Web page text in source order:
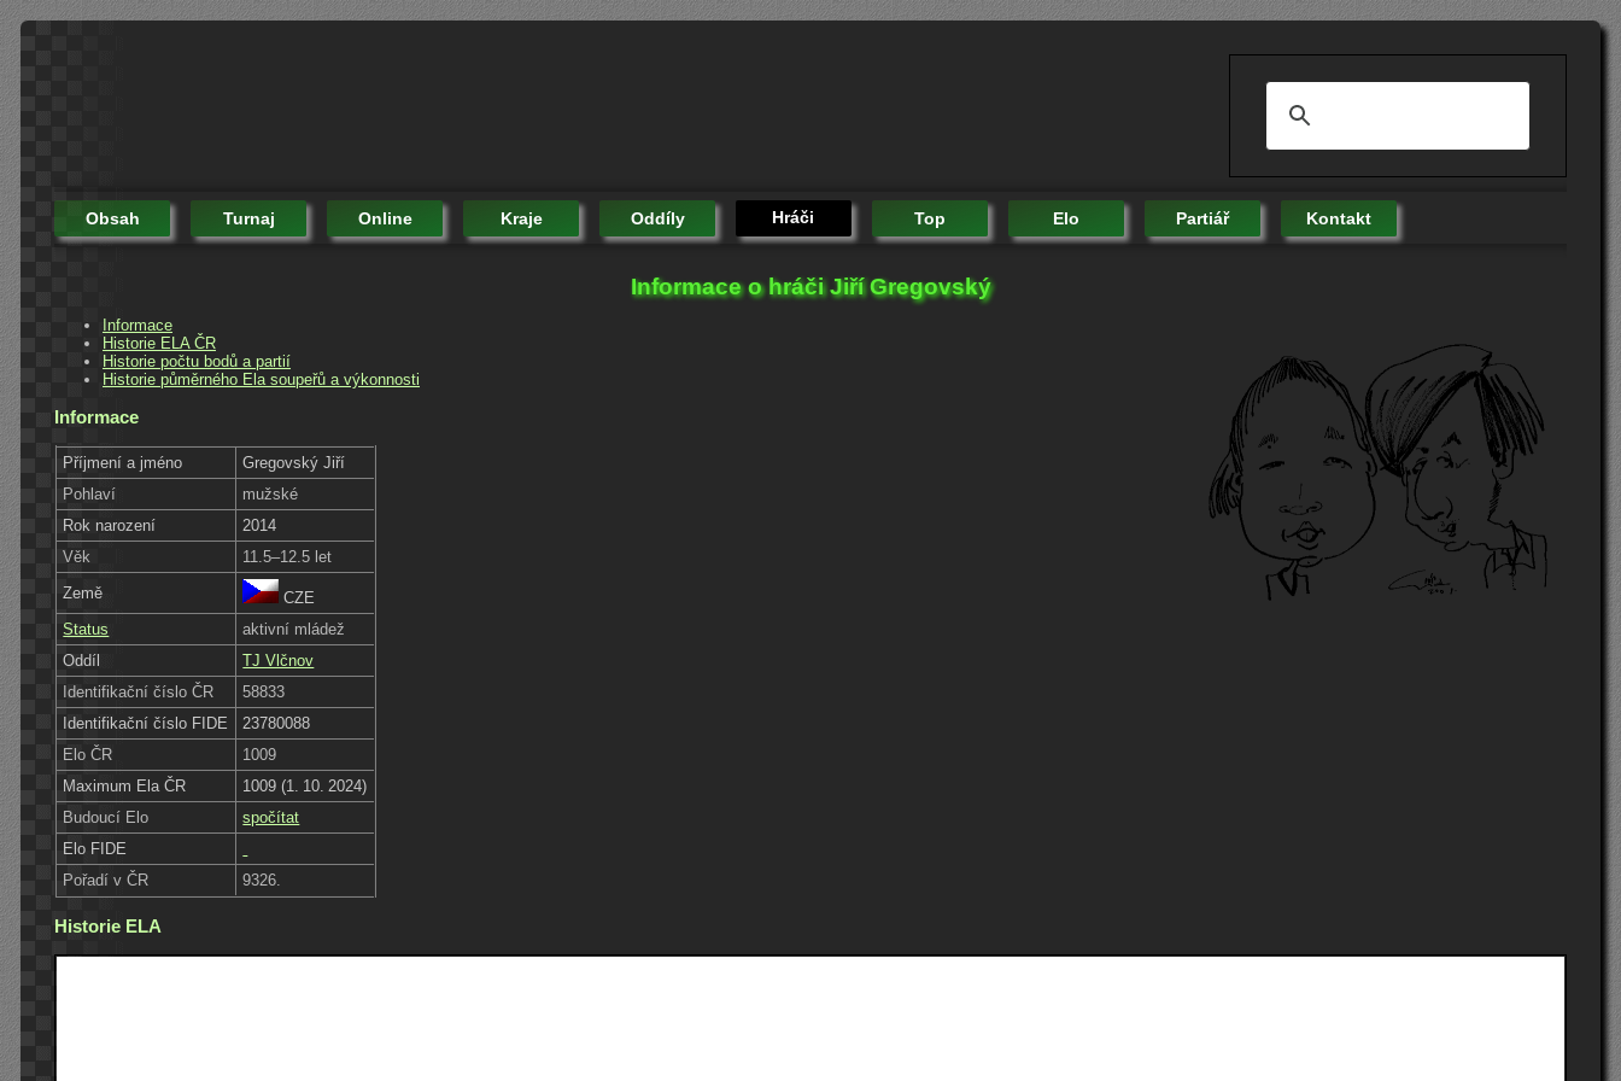
Obsah Turnaj Online Kraje Oddíly Hráči Top Elo Partiář Kontakt
Informace o hráči Jiří Gregovský
Informace
Historie ELA ČR
Historie počtu bodů a partií
Historie půměrného Ela soupeřů a výkonnosti
Informace
Příjmení a jméno
Gregovský Jiří
Pohlaví
mužské
Rok narození
2014
Věk
11.5–12.5 let
Země
CZE
Status
aktivní mládež
Oddíl
TJ Vlčnov
Identifikační číslo ČR
58833
Identifikační číslo FIDE
23780088
Elo ČR
1009
Maximum Ela ČR
1009 (1. 10. 2024)
Budoucí Elo
spočítat
Elo FIDE
Pořadí v ČR
9326.
Historie ELA